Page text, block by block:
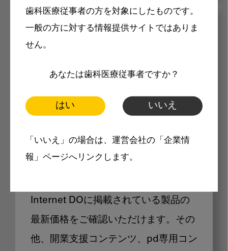
歯科医療従事者の方を対象にしたものです。
一般の方に対する情報提供サイトではありま
せん。
あなたは歯科医療従事者ですか？
はい いいえ
「いいえ」の場合は、運営会社の「企業情
報」ページへリンクします。
メリット
製品価格も閲覧可能
Internet DOに掲載されている製品の
最新価格をご確認いただけます。その
他、開業支援コンテンツ、pd専用コン